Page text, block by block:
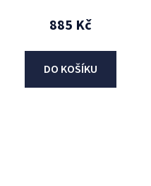
885 Kč
DO KOŠÍKU